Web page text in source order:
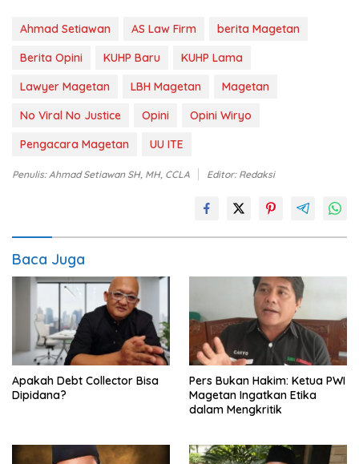
Ahmad Setiawan AS Law Firm
berita Magetan
Berita Opini
KUHP Baru
KUHP Lama
Lawyer Magetan
LBH Magetan
Magetan
No Viral No Justice
Opini
Opini Wiryo
Pengacara Magetan
UU ITE
Penulis: Ahmad Setiawan SH, MH, CCLA Editor: Redaksi
Baca Juga
Apakah Debt Collector Bisa
Dipidana?
Pers Bukan Hakim: Ketua PWI
Magetan Ingatkan Etika
dalam Mengkritik